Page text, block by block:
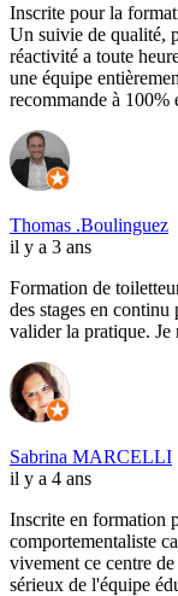
Inscrite pour la
Un suivie de qualité,
réactivité a toute
une équipe
recommande à
Thomas .Boulinguez
il y a 3 ans
Formation de
des stages en
valider la pratique. Je
Sabrina MARCELLI
il y a 4 ans
Inscrite en formation
comportementaliste
vivement ce centre
sérieux de l'équipe